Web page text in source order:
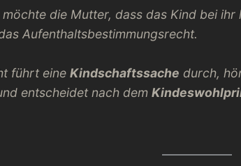
die Mutter, dass das Kind bei ihr
Aufenthaltsbestimmungsrecht.
führt eine Kindschaftssache durch,
entscheidet nach dem